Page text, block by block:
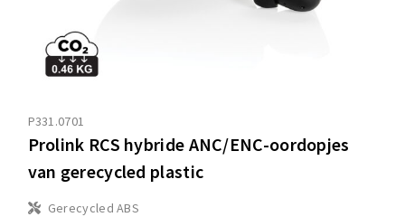
P331.0701
Prolink RCS hybride ANC/ENC-oordopjes
van gerecycled plastic
Gerecycled ABS